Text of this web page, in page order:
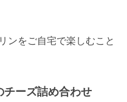
ンをご自宅で楽しむこと
ーズ詰め合わせ